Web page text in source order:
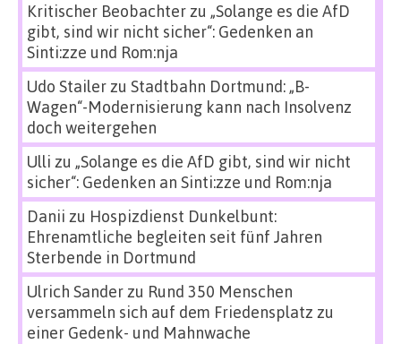
Kritischer Beobachterzu „Solange es die AfD
gibt, sind wir nicht sicher“: Gedenken an
Sinti:zze und Rom:nja
Udo Stailerzu Stadtbahn Dortmund: „B-
Wagen“-Modernisierung kann nach Insolvenz
doch weitergehen
Ulli zu „Solange es die AfD gibt, sind wir nicht
sicher“: Gedenken an Sinti:zze und Rom:nja
Danii zu Hospizdienst Dunkelbunt:
Ehrenamtliche begleiten seit fünf Jahren
Sterbende in Dortmund
Ulrich Sanderzu Rund 350 Menschen
versammeln sich auf dem Friedensplatz zu
einer Gedenk- und Mahnwache